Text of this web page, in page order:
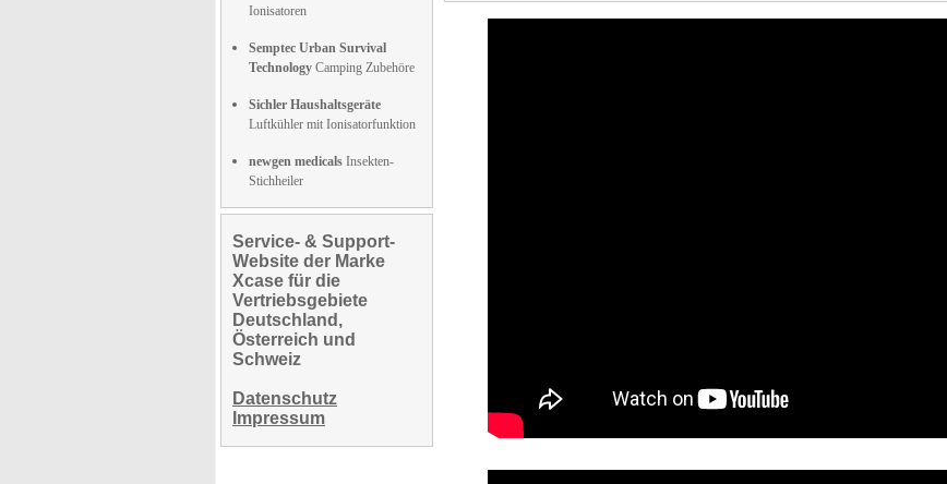
Ionisatoren
Semptec Urban Survival
Technology Camping Zubehöre
Sichler Haushaltsgeräte
Luftkühler mit Ionisatorfunktion
newgen medicals Insekten-
Stichheiler
Service- & Support-
Website der Marke
Xcase für die
Vertriebsgebiete
Deutschland,
Österreich und
Schweiz
Datenschutz
Impressum